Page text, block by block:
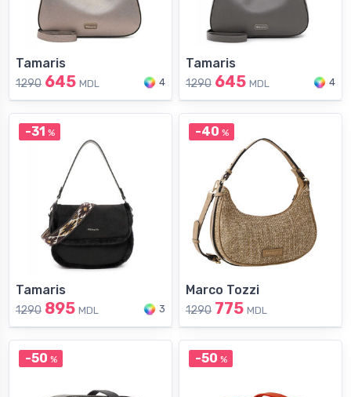
Tamaris
1290 645 MDL 4
Tamaris
1290 645 MDL 4
-31 %
Tamaris
1290 895 MDL 3
-40 %
Marco Tozzi
1290 775 MDL
-50 % -50 %